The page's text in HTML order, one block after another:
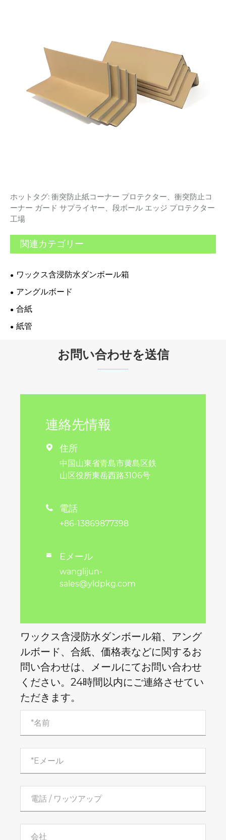
ホットタグ: 衝突防止紙コーナー プロテクター、衝突防止コ
ーナー ガード サプライヤー、段ボール エッジ プロテクター
工場
関連カテゴリー
ワックス含浸防水ダンボール箱
アングルボード
合紙
紙管
お問い合わせを送信
連絡先情報
 住所
中国山東省青島市黄島区鉄
山区役所東岳西路3106号
 電話
+86-13869877398
 Eメール
wanglijun-
sales@yldpkg.com
ワックス含浸防水ダンボール箱、アング
ルボード、合紙、価格表などに関するお
問い合わせは、メールにてお問い合わせ
ください。24時間以内にご連絡させてい
ただきます。